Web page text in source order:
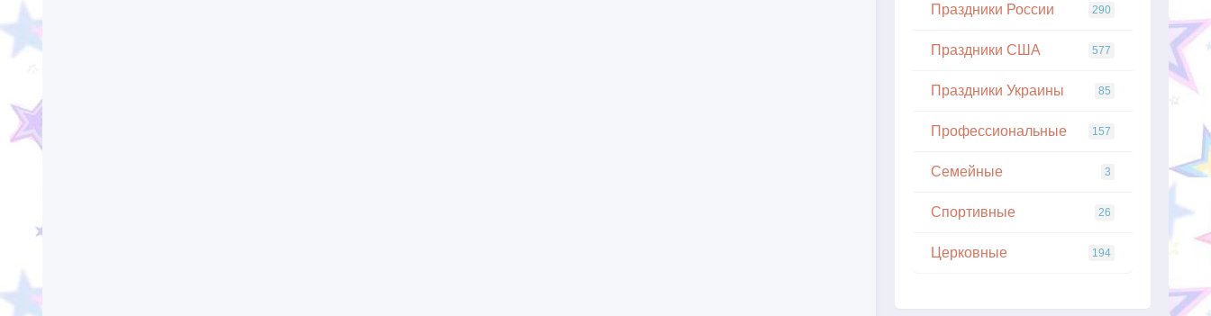
Праздники России 290
Праздники США 577
Праздники Украины 85
Профессиональные 157
Семейные 3
Спортивные 26
Церковные 194